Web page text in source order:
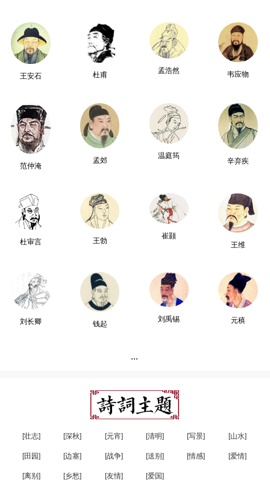
王安石 杜甫
孟浩然 韦应物
范仲淹
孟郊
温庭筠
辛弃疾
杜审言 王勃
崔颢
王维
刘长卿 钱起
刘禹锡 元稹
...
[壮志] [深秋] [元宵] [清明] [写景] [山水]
[田园] [边塞] [战争] [送别] [情感] [爱情]
[离别] [乡愁] [友情] [爱国]